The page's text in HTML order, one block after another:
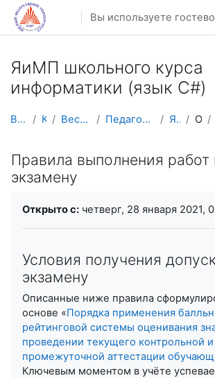
Перейти к основному содержанию
Вы используете
ЯиМП школьного курса
информатики (язык C#)
В начало Курсы Весенний семестр Педагогическое образование ЯиМП C# Общее
Правила выполнения работ
экзамену
Открыто с: четверг, 28 января 2021,
Условия получения
экзамену
Описанные ниже правила
основе «Порядка применения
рейтинговой системы оценивания
проведении текущего контрольной и
промежуточной аттестации
Ключевым моментом в учёте